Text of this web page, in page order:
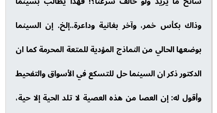
وذاك بكأس خمر، وآخر بغانية وداعرة..إلخ. إن السينما
بوضعها الحالي من النماذج المؤدية للمتعة المحرمة كما ان
الدكتور ذكر ان السينما حل للتسكع في الأسواق والتفحيط
وأقول له: إن العصا من هذه العصية لا تلد الحية إلا حية،